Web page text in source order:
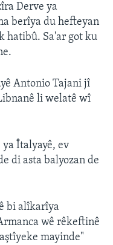
Derve ya
berîya du hefteyan
hatibû. Sa'ar got ku
Antonio Tajani jî
li welatê wî
Îtalyayê, ev
di asta balyozan de
bi alîkarîya
wê rêkeftinê
mayinde"